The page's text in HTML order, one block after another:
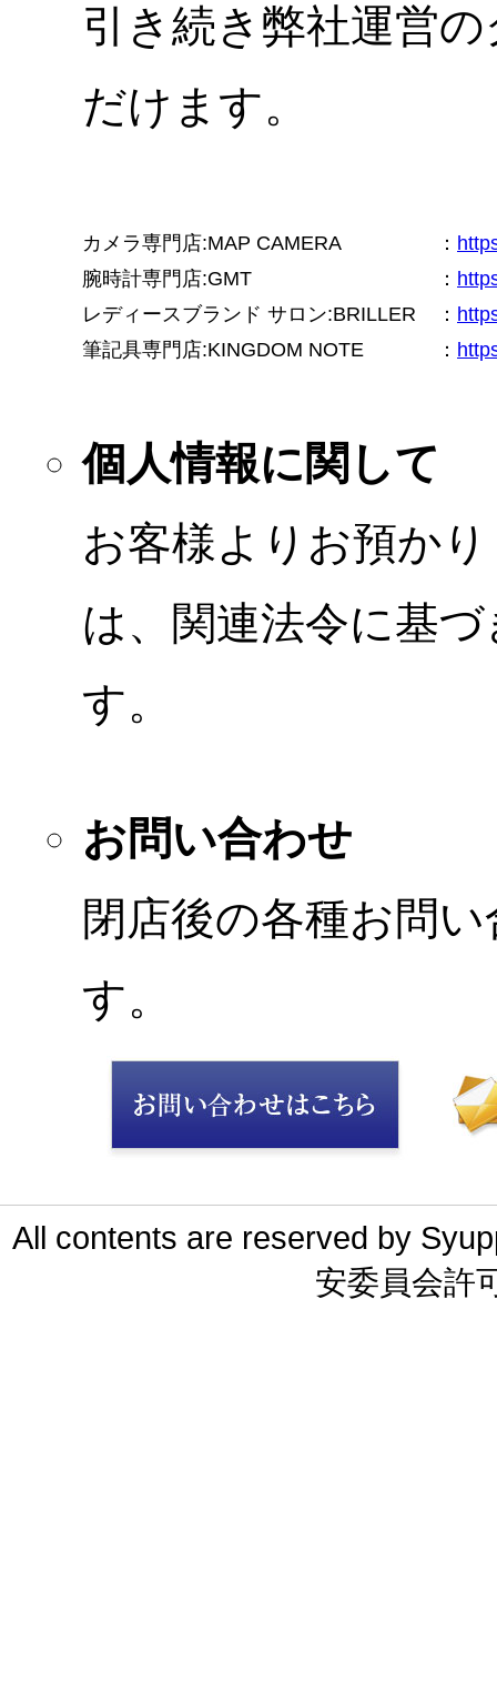
引き続き弊社運営
だけます。
カメラ専門店:MAP CAMERA ：
腕時計専門店:GMT
：
レディースブランド サロン:BRILLER
：
筆記具専門店:KINGDOM NOTE
：
個人情報に関して
お客様よりお預か
は、関連法令に基
す。
お問い合わせ
閉店後の各種お問
す。
All contents are reserved by
安委員会許